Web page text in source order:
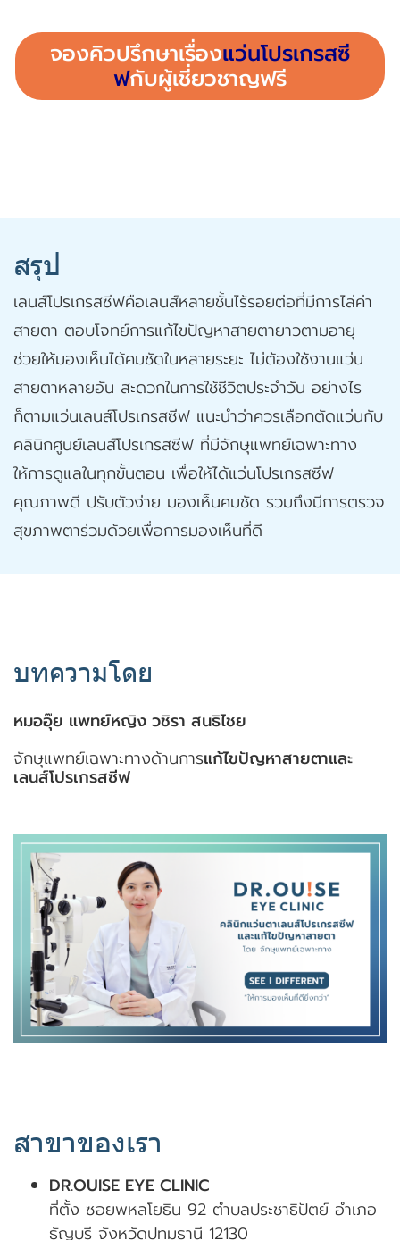
จองคิวปรึกษาเรื่องแว่นโปรเกรสซี
ฟกับผู้เชี่ยวชาญฟรี
สรุป
เลนส์โปรเกรสซีฟคือเลนส์หลายชั้นไร้รอยต่อที่มีการไล่ค่า
สายตา ตอบโจทย์การแก้ไขปัญหาสายตายาวตามอายุ
ช่วยให้มองเห็นได้คมชัดในหลายระยะ ไม่ต้องใช้งานแว่น
สายตาหลายอัน สะดวกในการใช้ชีวิตประจำวัน อย่างไร
ก็ตามแว่นเลนส์โปรเกรสซีฟ แนะนำว่าควรเลือกตัดแว่นกับ
คลินิกศูนย์เลนส์โปรเกรสซีฟ ที่มีจักษุแพทย์เฉพาะทาง
ให้การดูแลในทุกขั้นตอน เพื่อให้ได้แว่นโปรเกรสซีฟ
คุณภาพดี ปรับตัวง่าย มองเห็นคมชัด รวมถึงมีการตรวจ
สุขภาพตาร่วมด้วยเพื่อการมองเห็นที่ดี
บทความโดย
หมออุ๊ย แพทย์หญิง วชิรา สนธิไชย
จักษุแพทย์เฉพาะทางด้านการแก้ไขปัญหาสายตาและ
เลนส์โปรเกรสซีฟ
สาขาของเรา
DR.OUISE EYE CLINIC
ที่ตั้ง ซอยพหลโยธิน 92 ตำบลประชาธิปัตย์ อำเภอ
ธัญบุรี จังหวัดปทุมธานี 12130